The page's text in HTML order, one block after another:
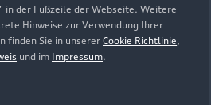
in der Fußzeile der Webseite. Weitere
Hinweise zur Verwendung Ihrer
finden Sie in unserer Cookie Richtlinie,
und im Impressum.